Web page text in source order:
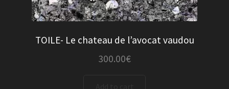
TOILE- Le chateau de l’avocat vaudou
300.00€